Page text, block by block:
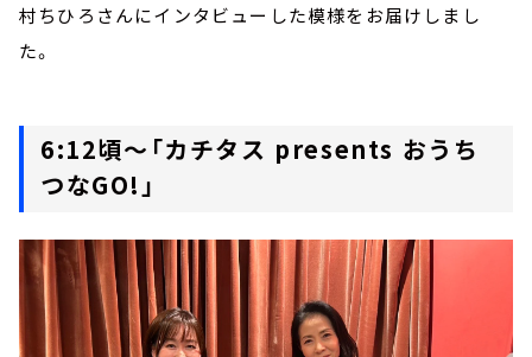
村ちひろさんにインタビューした模様をお届けしまし
た。
6:12頃～「カチタス presents おうち
つなGO!」